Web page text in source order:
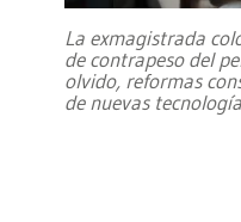
La exmagistrada
de contrapeso del
olvido, reformas
de nuevas